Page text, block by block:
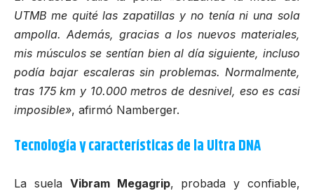
UTMB me quité las zapatillas y no tenía ni una sola
ampolla. Además, gracias a los nuevos materiales,
mis músculos se sentían bien al día siguiente, incluso
podía bajar escaleras sin problemas. Normalmente,
tras 175 km y 10.000 metros de desnivel, eso es casi
imposible», afirmó Namberger.
Tecnología y características de la Ultra DNA
La suela Vibram Megagrip, probada y confiable,